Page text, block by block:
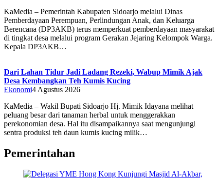
KaMedia – Pemerintah Kabupaten Sidoarjo melalui Dinas
Pemberdayaan Perempuan, Perlindungan Anak, dan Keluarga
Berencana (DP3AKB) terus memperkuat pemberdayaan masyarakat
di tingkat desa melalui program Gerakan Jejaring Kelompok Warga.
Kepala DP3AKB…
Dari Lahan Tidur Jadi Ladang Rezeki, Wabup Mimik Ajak
Desa Kembangkan Teh Kumis Kucing
Ekonomi4 Agustus 2026
KaMedia – Wakil Bupati Sidoarjo Hj. Mimik Idayana melihat
peluang besar dari tanaman herbal untuk menggerakkan
perekonomian desa. Hal itu disampaikannya saat mengunjungi
sentra produksi teh daun kumis kucing milik…
Pemerintahan